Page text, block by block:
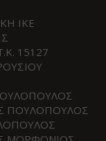
ΙΚΕ
15127
ΠΟΥΛΟΠΟΥΛΟΣ